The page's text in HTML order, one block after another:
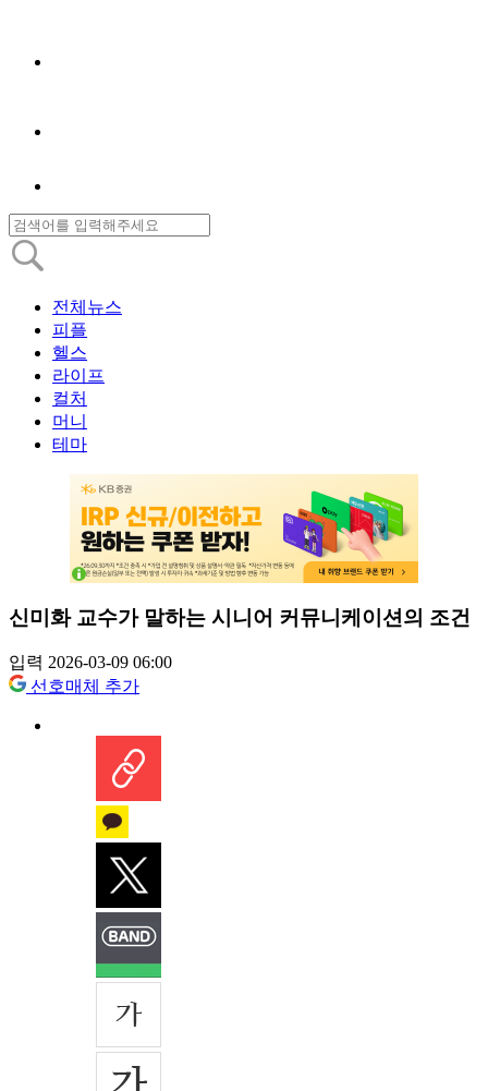
전체뉴스
피플
헬스
라이프
컬처
머니
테마
신미화 교수가 말하는 시니어 커뮤니케이션의 조건
입력 2026-03-09 06:00
선호매체 추가